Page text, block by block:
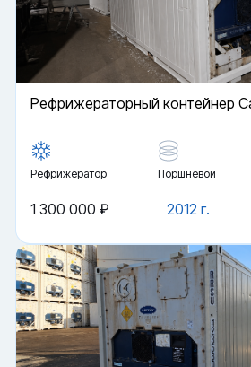
Рефрижераторный контейнер
Рефрижератор Поршневой
2012 г.
1 300 000 ₽